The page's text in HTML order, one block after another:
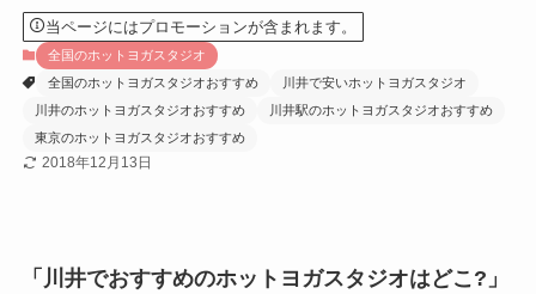
当ページにはプロモーションが含まれます。
全国のホットヨガスタジオ
全国のホットヨガスタジオおすすめ
川井で安いホットヨガスタジオ
川井のホットヨガスタジオおすすめ
川井駅のホットヨガスタジオおすすめ
東京のホットヨガスタジオおすすめ
2018年12月13日
「川井でおすすめのホットヨガスタジオはどこ?」